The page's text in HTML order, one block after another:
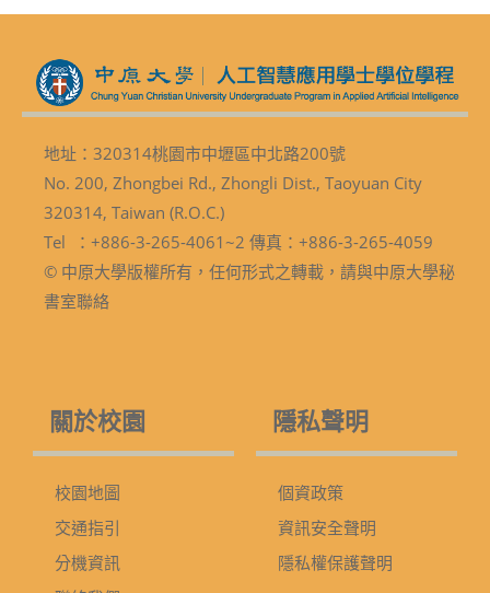
地址：320314桃園市中壢區中北路200號
No. 200, Zhongbei Rd., Zhongli Dist., Taoyuan City
320314, Taiwan (R.O.C.)
Tel ：+886-3-265-4061~2 傳真：+886-3-265-4059
© 中原大學版權所有，任何形式之轉載，請與中原大學秘
書室聯絡
關於校園
校園地圖
交通指引
分機資訊
隱私聲明
個資政策
資訊安全聲明
隱私權保護聲明